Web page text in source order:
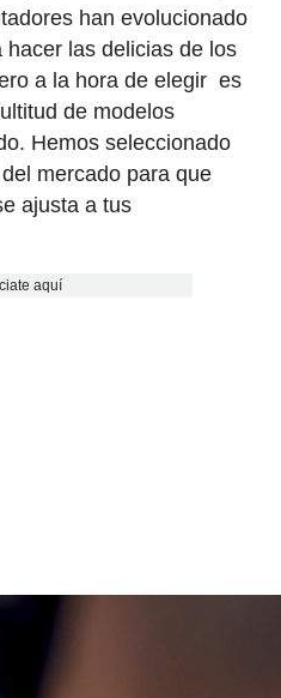
han evolucionado
las delicias de los
a la hora de elegir es
de modelos
Hemos seleccionado
mercado para que
ajusta a tus
aquí